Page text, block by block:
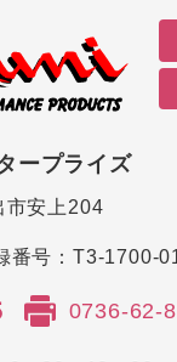
ープライズ
市安上204
番号：T3-1700-
0736-62-